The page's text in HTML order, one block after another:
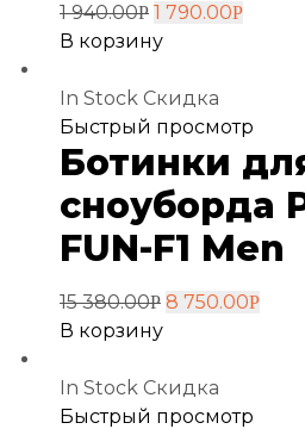
1 940.00Р 1 790.00Р
В корзину
In Stock Скидка
Добавить
в
избранное
Быстрый просмотр
Ботинки
сноуборда
FUN-F1 Men
15 380.00Р 8 750.00Р
В корзину
In Stock Скидка
Добавить
Быстрый просмотр